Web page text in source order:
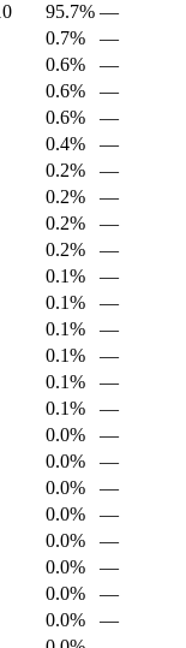
95.7% —
0.7%
—
0.6%
—
0.6%
—
0.6%
—
0.4%
—
0.2%
—
0.2%
—
0.2%
—
0.2%
—
0.1%
—
0.1%
—
0.1%
—
0.1%
—
0.1%
—
0.1%
—
0.0%
—
0.0%
—
0.0%
—
0.0%
—
0.0%
—
0.0%
—
0.0%
—
0.0%
—